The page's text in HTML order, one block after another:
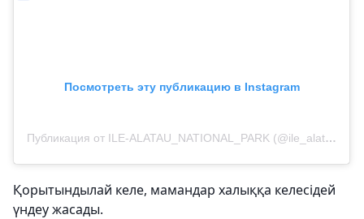
Посмотреть эту публикацию в Instagram
Публикация от ILE-ALATAU_NATIONAL_PARK (@ile_alatau_nationalpark)
Қорытындылай келе, мамандар халыққа келесідей
үндеу жасады.